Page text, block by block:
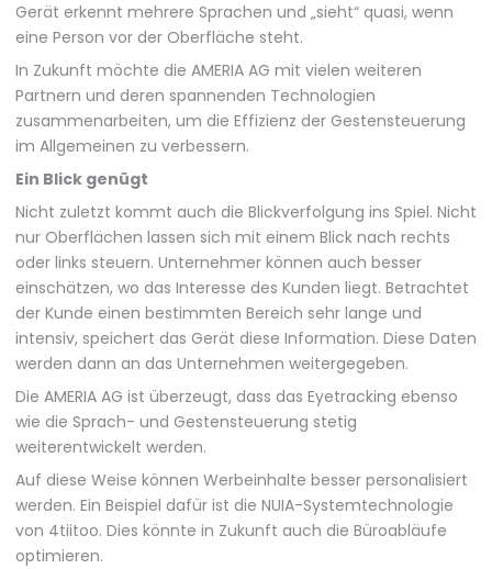
Gerät erkennt mehrere Sprachen und „sieht“ quasi, wenn
eine Person vor der Oberfläche steht.
In Zukunft möchte die AMERIA AG mit vielen weiteren
Partnern und deren spannenden Technologien
zusammenarbeiten, um die Effizienz der Gestensteuerung
im Allgemeinen zu verbessern.
Ein Blick genügt
Nicht zuletzt kommt auch die Blickverfolgung ins Spiel. Nicht
nur Oberflächen lassen sich mit einem Blick nach rechts
oder links steuern. Unternehmer können auch besser
einschätzen, wo das Interesse des Kunden liegt. Betrachtet
der Kunde einen bestimmten Bereich sehr lange und
intensiv, speichert das Gerät diese Information. Diese Daten
werden dann an das Unternehmen weitergegeben.
Die AMERIA AG ist überzeugt, dass das Eyetracking ebenso
wie die Sprach- und Gestensteuerung stetig
weiterentwickelt werden.
Auf diese Weise können Werbeinhalte besser personalisiert
werden. Ein Beispiel dafür ist die NUIA-Systemtechnologie
von 4tiitoo. Dies könnte in Zukunft auch die Büroabläufe
optimieren.